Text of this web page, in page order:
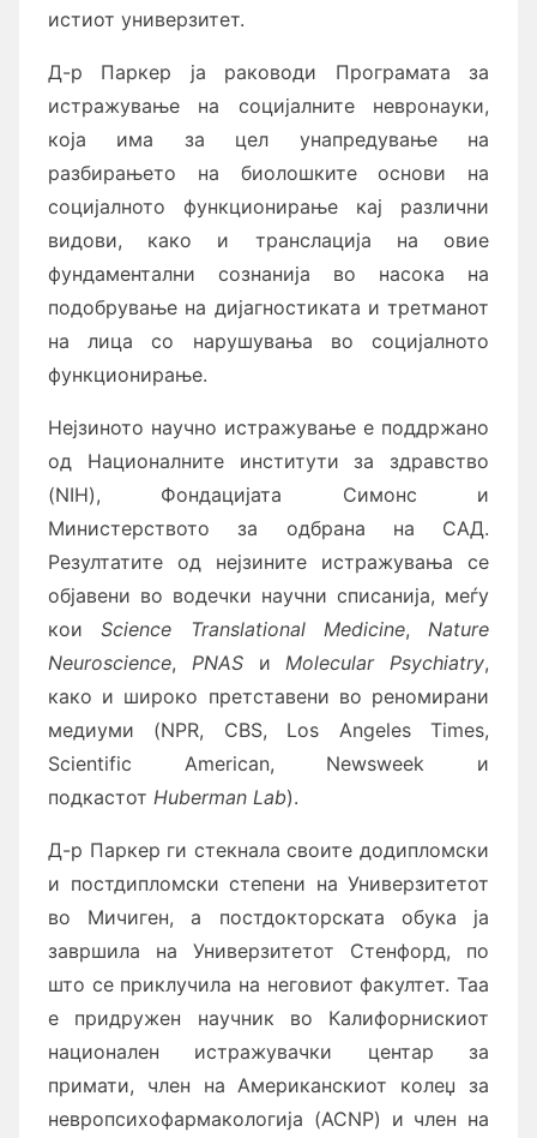
истиот универзитет.
Д-р Паркер ја раководи Програмата за
истражување на социјалните невронауки,
која има за цел унапредување на
разбирањето на биолошките основи на
социјалното функционирање кај различни
видови, како и транслација на овие
фундаментални сознанија во насока на
подобрување на дијагностиката и третманот
на лица со нарушувања во социјалното
функционирање.
Нејзиното научно истражување е поддржано
од Националните институти за здравство
(NIH), Фондацијата Симонс и
Министерството за одбрана на САД.
Резултатите од нејзините истражувања се
објавени во водечки научни списанија, меѓу
кои
Science Translational Medicine,
Nature
Neuroscience, PNAS и Molecular Psychiatry,
како и широко претставени во реномирани
медиуми (NPR, CBS, Los Angeles Times,
Scientific American, Newsweek и
подкастот Huberman Lab).
Д-р Паркер ги стекнала своите додипломски
и постдипломски степени на Универзитетот
во Мичиген, а постдокторската обука ја
завршила на Универзитетот Стенфорд, по
што се приклучила на неговиот факултет. Таа
е придружен научник во Калифорнискиот
национален истражувачки центар за
примати, член на Американскиот колеџ за
невропсихофармакологија (ACNP) и член на